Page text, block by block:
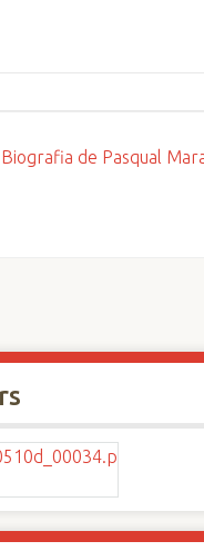
Biografia de Pasqual